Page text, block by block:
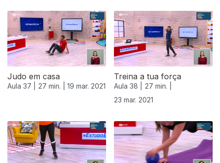
Judo em casa
Aula 37 | 27 min. | 19 mar. 2021
Treina a tua força
Aula 38 |
27 min. |
23 mar. 2021